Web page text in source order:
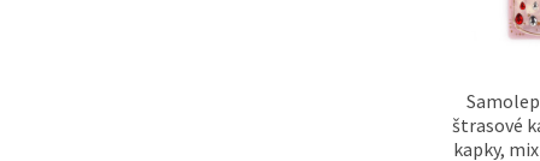
štrasové
kapky,